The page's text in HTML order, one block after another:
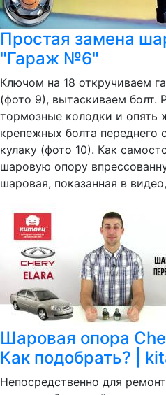
Простая замена
"Гараж №6"
Ключом на 18 откручиваем
(фото 9), вытаскиваем болт.
тормозные колодки и опять
крепежных болта переднего
кулаку (фото 10). Как
шаровую опору
шаровая, показанная в
Шаровая опора
Как подобрать? |
Непосредственно для